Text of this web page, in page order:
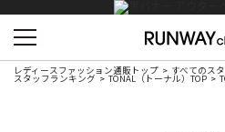
レディースファッション通販トップ すべてのス
スタッフランキング TONAL（トーナル）TOP